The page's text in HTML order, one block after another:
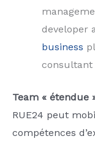
developer
business
Team «
RUE24 peut
compétences